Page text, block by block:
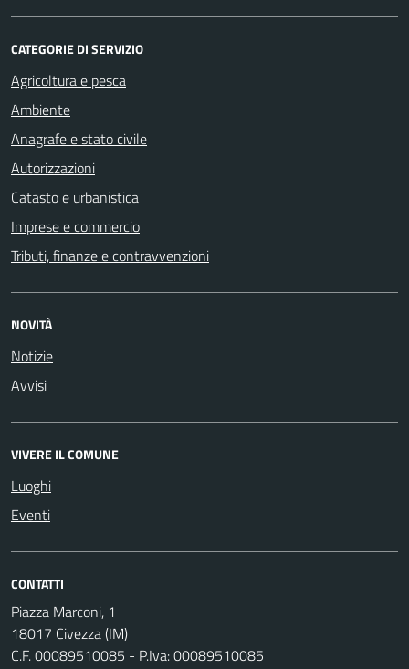
CATEGORIE DI SERVIZIO
Agricoltura e pesca
Ambiente
Anagrafe e stato civile
Autorizzazioni
Catasto e urbanistica
Imprese e commercio
Tributi, finanze e contravvenzioni
NOVITÀ
Notizie
Avvisi
VIVERE IL COMUNE
Luoghi
Eventi
CONTATTI
Piazza Marconi, 1
18017 Civezza (IM)
C.F. 00089510085 - P.Iva: 00089510085